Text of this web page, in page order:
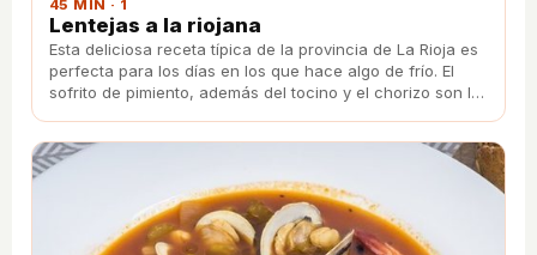
45 MIN · 1
Lentejas a la riojana
Esta deliciosa receta típica de la provincia de La Rioja es
perfecta para los días en los que hace algo de frío. El
sofrito de pimiento, además del tocino y el chorizo son la